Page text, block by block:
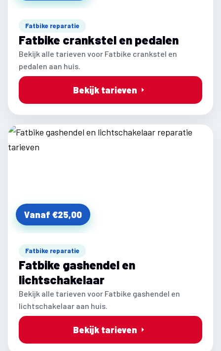
Fatbike reparatie
Fatbike crankstel en pedalen
Bekijk alle tarieven voor Fatbike crankstel en
pedalen aan huis.
Bekijk tarieven
Vanaf €25,00
Fatbike reparatie
Fatbike gashendel en
lichtschakelaar
Bekijk alle tarieven voor Fatbike gashendel en
lichtschakelaar aan huis.
Bekijk tarieven